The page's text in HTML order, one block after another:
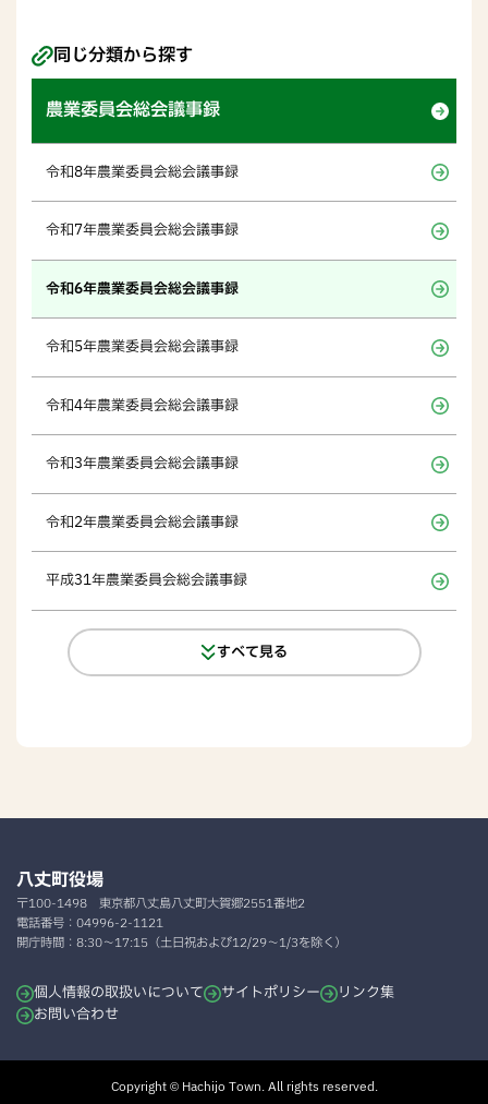
同じ分類から探す
農業委員会総会議事録
令和8年農業委員会総会議事録
令和7年農業委員会総会議事録
令和6年農業委員会総会議事録
令和5年農業委員会総会議事録
令和4年農業委員会総会議事録
令和3年農業委員会総会議事録
令和2年農業委員会総会議事録
平成31年農業委員会総会議事録
すべて見る
八丈町役場
〒100-1498 東京都八丈島八丈町大賀郷2551番地2
電話番号： 04996-2-1121
開庁時間： 8:30～17:15（土日祝および12/29～1/3を除く）
個人情報の取扱いについて サイトポリシー
リンク集
お問い合わせ
Copyright © Hachijo Town. All rights reserved.